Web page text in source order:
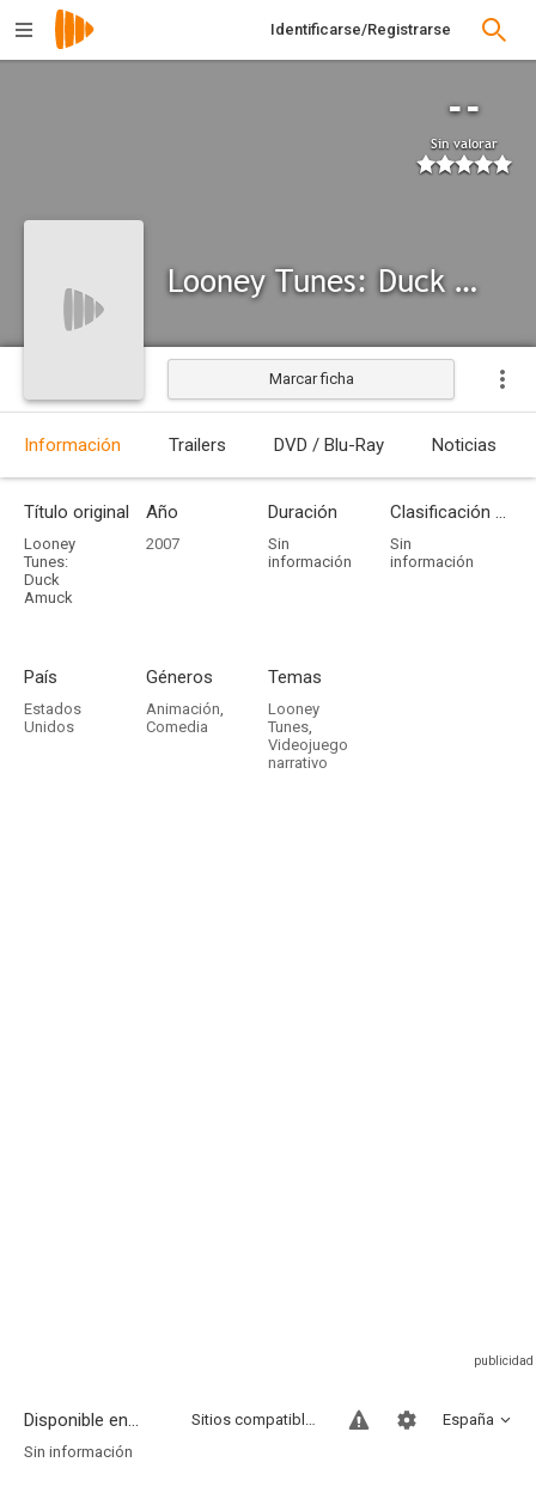
Identificarse/Registrarse
--
Sin valorar
Looney Tunes: Duck Amuck
Marcar ficha
Información Trailers DVD / Blu-Ray Noticias
Título original
Looney
Tunes:
Duck
Amuck
Año
2007
Duración
Sin
información
Clasificación por edades
Sin
información
País
Estados
Unidos
Géneros
Animación,
Comedia
Temas
Looney
Tunes,
Videojuego
narrativo
Disponible en... España
Sitios compatibles
Sin información